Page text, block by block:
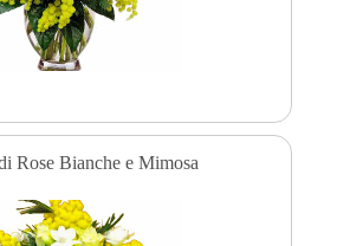
Rose Bianche e Mimosa